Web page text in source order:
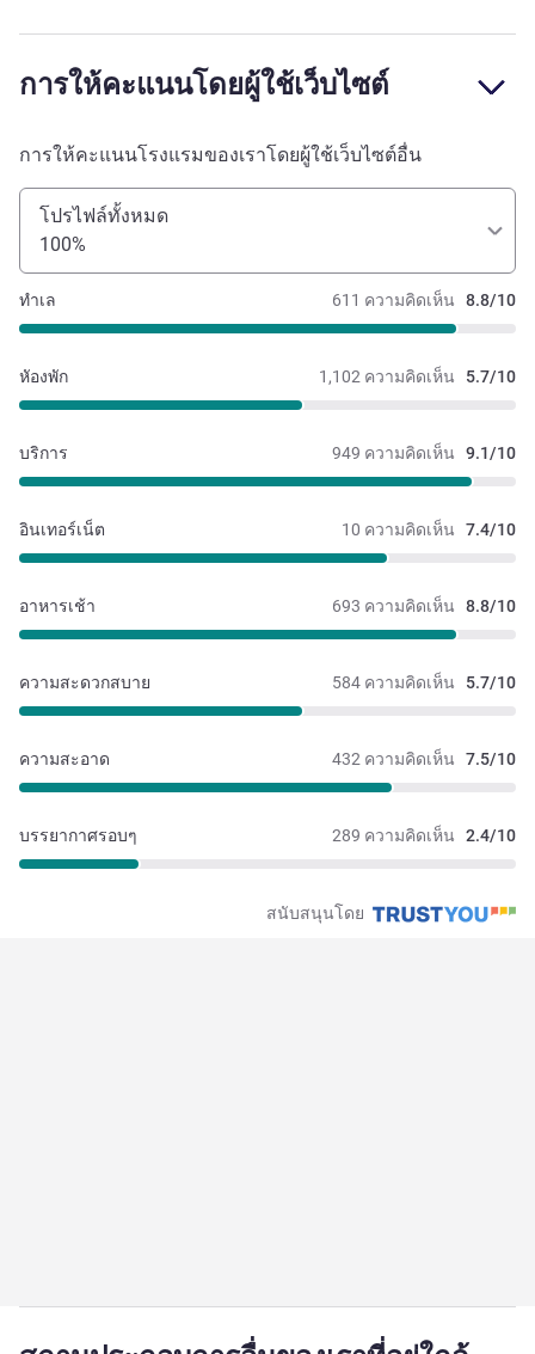
การให้คะแนนโดยผู้ใช้เว็บไซต์
การให้คะแนนโรงแรมของเราโดยผู้ใช้เว็บไซต์อื่น
โปรไฟล์ทั้งหมด
100%
611 ความคิดเห็น 8.8/10
ทำเล
1,102 ความคิดเห็น 5.7/10
หัองพัก
949 ความคิดเห็น 9.1/10
บริการ
10 ความคิดเห็น 7.4/10
อินเทอร์เน็ต
693 ความคิดเห็น 8.8/10
อาหารเช้า
584 ความคิดเห็น 5.7/10
ความสะดวกสบาย
432 ความคิดเห็น 7.5/10
ความสะอาด
289 ความคิดเห็น 2.4/10
บรรยากาศรอบๆ
สนับสนุนโดย